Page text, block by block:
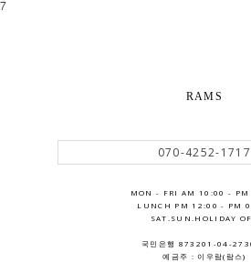
7
RAMS
070-4252-1717
MON - FRI AM 10:00 - PM
LUNCH PM 12:00 - PM
SAT.SUN.HOLIDAY
국민은행 873201-04-
예금주 : 이우람(람스)